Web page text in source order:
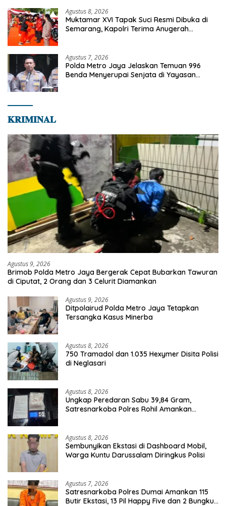
Agustus 8, 2026
Muktamar XVI Tapak Suci Resmi Dibuka di
Semarang, Kapolri Terima Anugerah
Agustus 7, 2026
Polda Metro Jaya Jelaskan Temuan 996
Benda Menyerupai Senjata di Yayasan
𝐊𝐑𝐈𝐌𝐈𝐍𝐀𝐋
Agustus 9, 2026
Brimob Polda Metro Jaya Bergerak Cepat Bubarkan Tawuran
di Ciputat, 2 Orang dan 3 Celurit Diamankan
Agustus 9, 2026
Ditpolairud Polda Metro Jaya Tetapkan
Tersangka Kasus Minerba
Agustus 8, 2026
750 Tramadol dan 1.035 Hexymer Disita Polisi
di Neglasari
Agustus 8, 2026
Ungkap Peredaran Sabu 39,84 Gram,
Satresnarkoba Polres Rohil Amankan
Agustus 8, 2026
Sembunyikan Ekstasi di Dashboard Mobil,
Warga Kuntu Darussalam Diringkus Polisi
Agustus 7, 2026
Satresnarkoba Polres Dumai Amankan 115
Butir Ekstasi, 13 Pil Happy Five dan 2 Bungkus